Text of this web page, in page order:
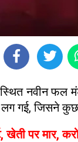
नवीन
गई, जिसने कुछ
पर मार,